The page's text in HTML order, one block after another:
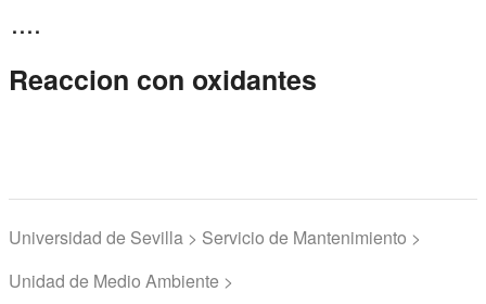
....
Reaccion con oxidantes
Universidad de Sevilla > Servicio de Mantenimiento >
Unidad de Medio Ambiente >